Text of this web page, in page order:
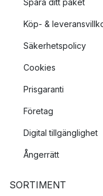
Spåra ditt paket
Köp- &
Säkerhetspolicy
Cookies
Prisgaranti
Företag
Digital tillgänglighet
Ångerrätt
SORTIMENT